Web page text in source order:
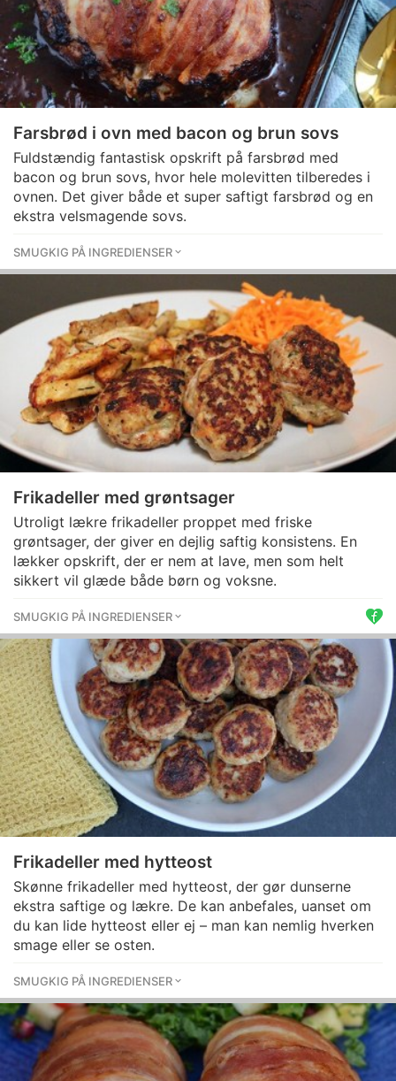
Farsbrød i ovn med bacon og brun sovs
Fuldstændig fantastisk opskrift på farsbrød med
bacon og brun sovs, hvor hele molevitten tilberedes i
ovnen. Det giver både et super saftigt farsbrød og en
ekstra velsmagende sovs.
SMUGKIG PÅ INGREDIENSER
Frikadeller med grøntsager
Utroligt lækre frikadeller proppet med friske
grøntsager, der giver en dejlig saftig konsistens. En
lækker opskrift, der er nem at lave, men som helt
sikkert vil glæde både børn og voksne.
SMUGKIG PÅ INGREDIENSER
Frikadeller med hytteost
Skønne frikadeller med hytteost, der gør dunserne
ekstra saftige og lækre. De kan anbefales, uanset om
du kan lide hytteost eller ej – man kan nemlig hverken
smage eller se osten.
SMUGKIG PÅ INGREDIENSER